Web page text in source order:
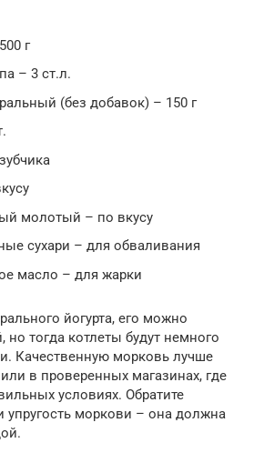
г
– 3 ст.л.
(без добавок) – 150 г
молотый – по вкусу
сухари – для обваливания
масло – для жарки
йогурта, его можно
но тогда котлеты будут немного
Качественную морковь лучше
в проверенных магазинах, где
условиях. Обратите
упругость моркови – она должна